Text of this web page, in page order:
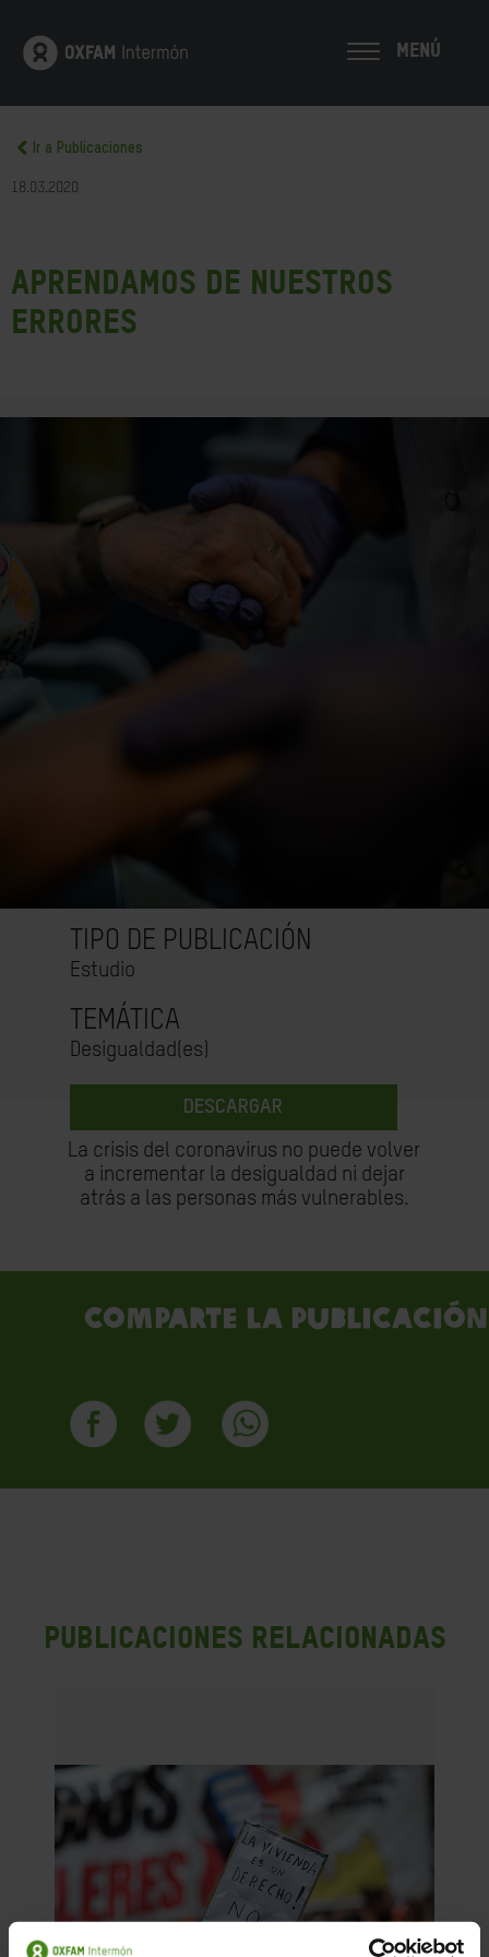
MENÚ
Ir a Publicaciones
18.03.2020
Aprendamos de nuestros
errores
TIPO DE PUBLICACIÓN
Estudio
TEMÁTICA
Desigualdad(es)
DESCARGAR
La crisis del coronavirus no puede volver
a incrementar la desigualdad ni dejar
atrás a las personas más vulnerables.
Comparte la publicación
PUBLICACIONES RELACIONADAS